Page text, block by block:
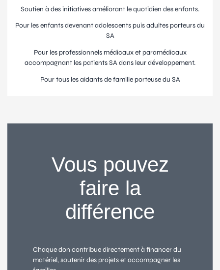
Soutien à des initiatives améliorant le quotidien des enfants.
Pour les enfants devenant adolescents puis adultes porteurs du
SA
Pour les professionnels médicaux et paramédicaux
accompagnant les patients SA dans leur développement.
Pour tous les aidants de famille porteuse du SA
Vous pouvez
faire la
différence
Chaque don contribue directement à financer du
matériel, soutenir des projets et accompagner les